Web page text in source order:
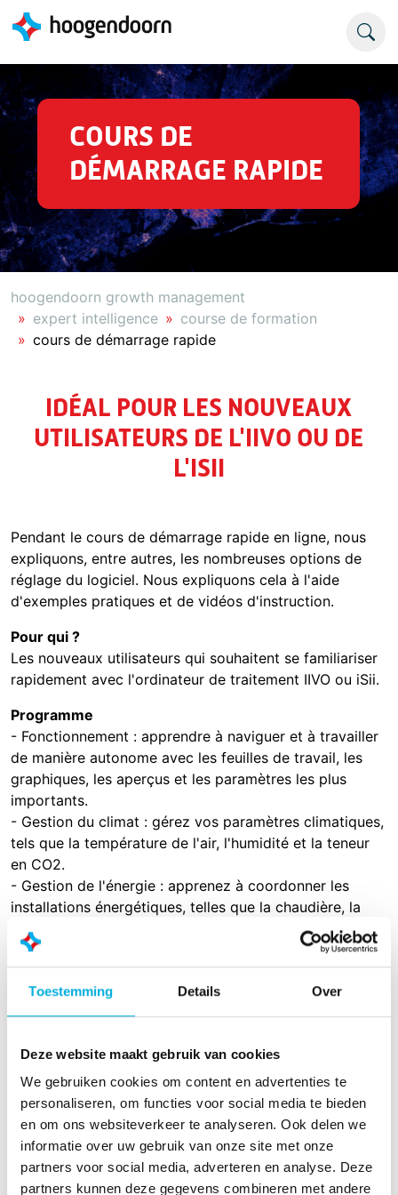
Toestemming Details Over
Deze website maakt gebruik van cookies
We gebruiken cookies om content en advertenties te
personaliseren, om functies voor social media te bieden
en om ons websiteverkeer te analyseren. Ook delen we
informatie over uw gebruik van onze site met onze
partners voor social media, adverteren en analyse. Deze
partners kunnen deze gegevens combineren met andere
COURS DE
DÉMARRAGE RAPIDE
hoogendoorn growth management
expert intelligence
course de formation
cours de démarrage rapide
IDÉAL POUR LES NOUVEAUX
UTILISATEURS DE L'IIVO OU DE
L'ISII
Pendant le cours de démarrage rapide en ligne, nous
expliquons, entre autres, les nombreuses options de
réglage du logiciel. Nous expliquons cela à l'aide
d'exemples pratiques et de vidéos d'instruction.
Pour qui ?
Les nouveaux utilisateurs qui souhaitent se familiariser
rapidement avec l'ordinateur de traitement IIVO ou iSii.
Programme
- Fonctionnement : apprendre à naviguer et à travailler
de manière autonome avec les feuilles de travail, les
graphiques, les aperçus et les paramètres les plus
importants.
- Gestion du climat : gérez vos paramètres climatiques,
tels que la température de l'air, l'humidité et la teneur
en CO2.
- Gestion de l'énergie : apprenez à coordonner les
installations énergétiques, telles que la chaudière, la
cogénération et le tampon thermique.
- Gestion de l'eau : traduisez votre stratégie d'arrosage
en paramètres efficaces dans l'ordinateur de
traitement.
- Pas de temps de déplacement
- Commodité (depuis votre propre lieu de travail)
- Peut être suivi individuellement ou en groupe
Quel est le coût du cours ?
Le cours se compose de 3 sessions en ligne, d'une
durée de 45 minutes chacune. Le coût total est de 675